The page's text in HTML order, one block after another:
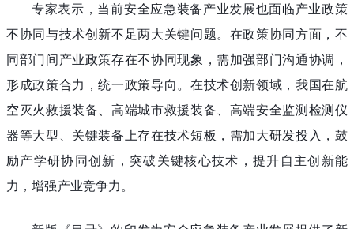
专家表示，当前安全应急装备产业发展也面临产业政策
不协同与技术创新不足两大关键问题。在政策协同方面，不
同部门间产业政策存在不协同现象，需加强部门沟通协调，
形成政策合力，统一政策导向。在技术创新领域，我国在航
空灭火救援装备、高端城市救援装备、高端安全监测检测仪
器等大型、关键装备上存在技术短板，需加大研发投入，鼓
励产学研协同创新，突破关键核心技术，提升自主创新能
力，增强产业竞争力。